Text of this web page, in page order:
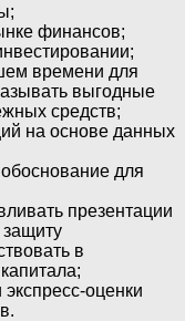
финансов;
времени для
выгодные
средств;
на основе данных
для
презентации
в
оценки